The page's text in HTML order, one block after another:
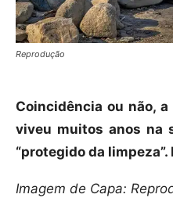
Reprodução
Coincidência ou não,
viveu muitos anos na
“protegido da
Imagem de Capa: